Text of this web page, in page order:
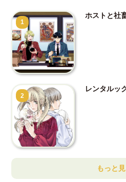
1
ホストと社
2
レンタルッ
もっと